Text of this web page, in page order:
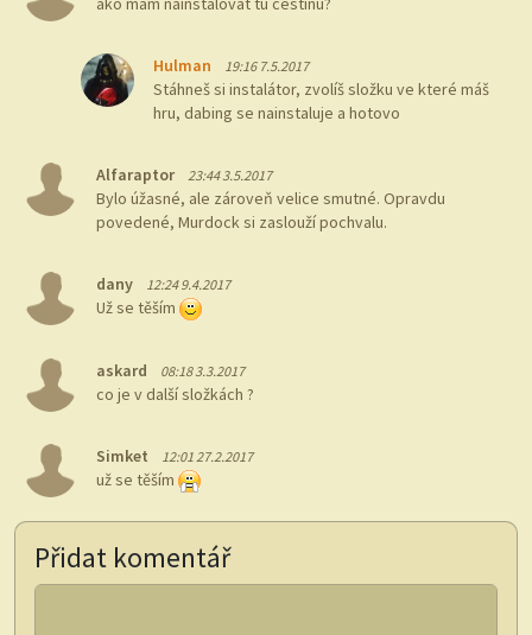
Hulman 19:16 7.5.2017
Stáhneš si instalátor, zvolíš složku ve které máš
hru, dabing se nainstaluje a hotovo
Alfaraptor 23:44 3.5.2017
Bylo úžasné, ale zároveň velice smutné. Opravdu
povedené, Murdock si zaslouží pochvalu.
dany 12:24 9.4.2017
Už se těším
askard 08:18 3.3.2017
co je v další složkách ?
Simket 12:01 27.2.2017
už se těším
Přidat komentář